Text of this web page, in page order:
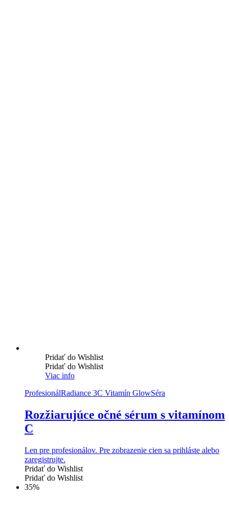
Pridať do Wishlist
Pridať do Wishlist
Viac info
ProfesionálRadiance 3C Vitamín GlowSéra
Rozžiarujúce očné sérum s vitamínom
C
Len pre profesionálov. Pre zobrazenie cien sa prihláste alebo
zaregistrujte.
Pridať do Wishlist
Pridať do Wishlist
35%